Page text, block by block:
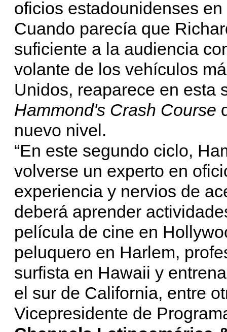
oficios estadounidenses
Cuando parecía que
suficiente a la audiencia
volante de los vehículos
Unidos, reaparece en esta
Hammond's Crash Course
nuevo nivel.
“En este segundo ciclo,
volverse un experto en
experiencia y nervios de
deberá aprender
película de cine en
peluquero en Harlem,
surfista en Hawaii y
el sur de California, entre
Vicepresidente de